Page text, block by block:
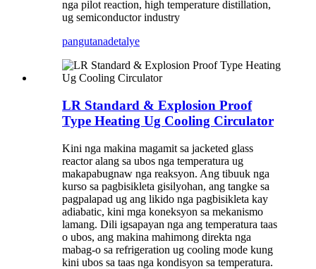
nga pilot reaction, high temperature distillation,
ug semiconductor industry
pangutanadetalye
LR Standard & Explosion Proof
Type Heating Ug Cooling Circulator
Kini nga makina magamit sa jacketed glass
reactor alang sa ubos nga temperatura ug
makapabugnaw nga reaksyon. Ang tibuuk nga
kurso sa pagbisikleta gisilyohan, ang tangke sa
pagpalapad ug ang likido nga pagbisikleta kay
adiabatic, kini mga koneksyon sa mekanismo
lamang. Dili igsapayan nga ang temperatura taas
o ubos, ang makina mahimong direkta nga
mabag-o sa refrigeration ug cooling mode kung
kini ubos sa taas nga kondisyon sa temperatura.